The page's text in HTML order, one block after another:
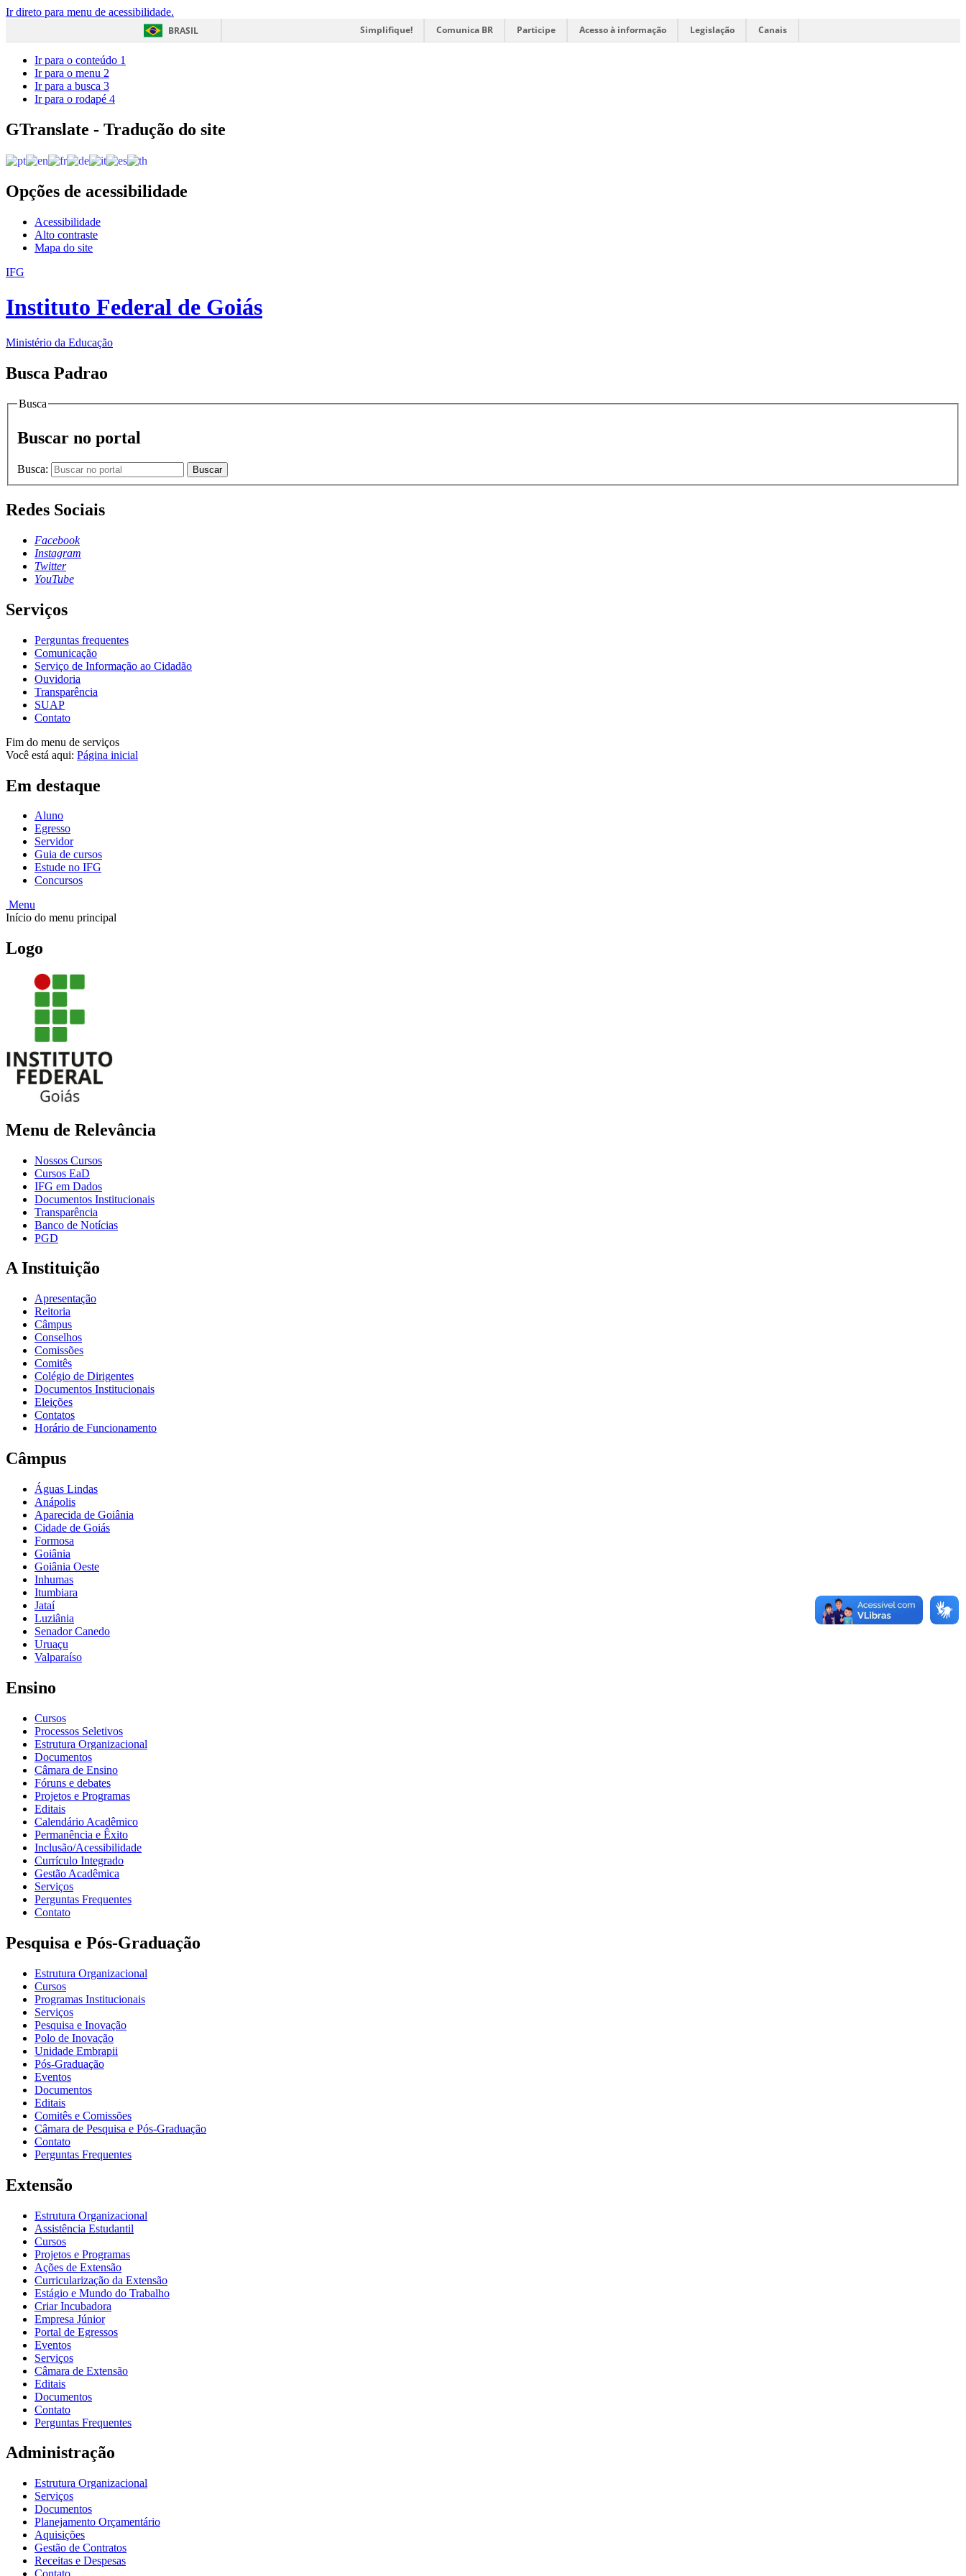
Ir direto para menu de acessibilidade.
BRASIL
Simplifique! Comunica BR Participe Acesso à informação Legislação Canais
Ir para o conteúdo 1
Ir para o menu 2
Ir para a busca 3
Ir para o rodapé 4
GTranslate - Tradução do site
Opções de acessibilidade
Acessibilidade
Alto contraste
Mapa do site
IFG
Instituto Federal de Goiás
Ministério da Educação
Busca Padrao
Busca
Buscar no portal
Busca: Buscar
Redes Sociais
Facebook
Instagram
Twitter
YouTube
Serviços
Perguntas frequentes
Comunicação
Serviço de Informação ao Cidadão
Ouvidoria
Transparência
SUAP
Contato
Fim do menu de serviços
Você está aqui: Página inicial
Em destaque
Aluno
Egresso
Servidor
Guia de cursos
Estude no IFG
Concursos
Menu
Início do menu principal
Logo
Menu de Relevância
Nossos Cursos
Cursos EaD
IFG em Dados
Documentos Institucionais
Transparência
Banco de Notícias
PGD
A Instituição
Apresentação
Reitoria
Câmpus
Conselhos
Comissões
Comitês
Colégio de Dirigentes
Documentos Institucionais
Eleições
Contatos
Horário de Funcionamento
Câmpus
Águas Lindas
Anápolis
Aparecida de Goiânia
Cidade de Goiás
Formosa
Goiânia
Goiânia Oeste
Inhumas
Itumbiara
Jataí
Luziânia
Senador Canedo
Uruaçu
Valparaíso
Ensino
Cursos
Processos Seletivos
Estrutura Organizacional
Documentos
Câmara de Ensino
Fóruns e debates
Projetos e Programas
Editais
Calendário Acadêmico
Permanência e Êxito
Inclusão/Acessibilidade
Currículo Integrado
Gestão Acadêmica
Serviços
Perguntas Frequentes
Contato
Pesquisa e Pós-Graduação
Estrutura Organizacional
Cursos
Programas Institucionais
Serviços
Pesquisa e Inovação
Polo de Inovação
Unidade Embrapii
Pós-Graduação
Eventos
Documentos
Editais
Comitês e Comissões
Câmara de Pesquisa e Pós-Graduação
Contato
Perguntas Frequentes
Extensão
Estrutura Organizacional
Assistência Estudantil
Cursos
Projetos e Programas
Ações de Extensão
Curricularização da Extensão
Estágio e Mundo do Trabalho
Criar Incubadora
Empresa Júnior
Portal de Egressos
Eventos
Serviços
Câmara de Extensão
Editais
Documentos
Contato
Perguntas Frequentes
Administração
Estrutura Organizacional
Serviços
Documentos
Planejamento Orçamentário
Aquisições
Gestão de Contratos
Receitas e Despesas